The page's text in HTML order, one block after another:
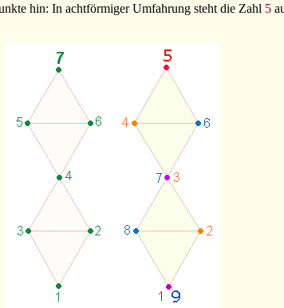
hin: In achtförmiger Umfahrung steht die Zahl 5